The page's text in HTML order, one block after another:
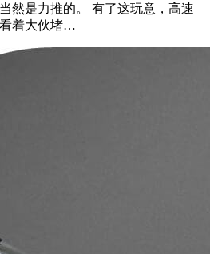
然是力推的。 有了这玩意，高速
着大伙堵…